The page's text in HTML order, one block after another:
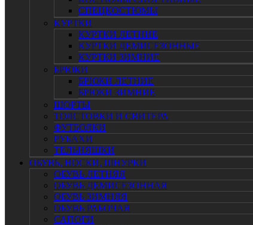
СПЕЦКОСТЮМЫ
КУРТКИ
КУРТКИ ЛЕТНИЕ
КУРТКИ ДЕМИСЕЗОННЫЕ
КУРТКИ ЗИМНИЕ
БРЮКИ
БРЮКИ ЛЕТНИЕ
БРЮКИ ЗИМНИЕ
ШОРТЫ
ТОЛСТОВКИ И СВИТЕРА
ФУТБОЛКИ
РУБАХИ
ТЕЛЬНЯШКИ
ОБУВЬ, НОСКИ, ШНУРКИ
ОБУВЬ ЛЕТНЯЯ
ОБУВЬ ДЕМИСЕЗОННАЯ
ОБУВЬ ЗИМНЯЯ
ОБУВЬ РАБОЧАЯ
САПОГИ